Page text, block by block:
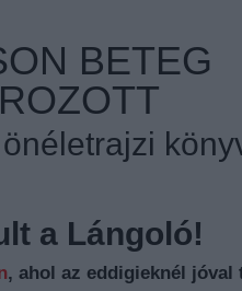
BETEG
a Lángoló!
, ahol az eddigieknél